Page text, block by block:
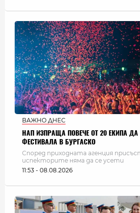
ВАЖНО ДНЕС
НАП ИЗПРАЩА ПОВЕЧЕ ОТ 20 ЕКИПА
ФЕСТИВАЛА В БУРГАСКО
Според приходната агенция
испекторите няма да се усети
11:53 - 08.08.2026